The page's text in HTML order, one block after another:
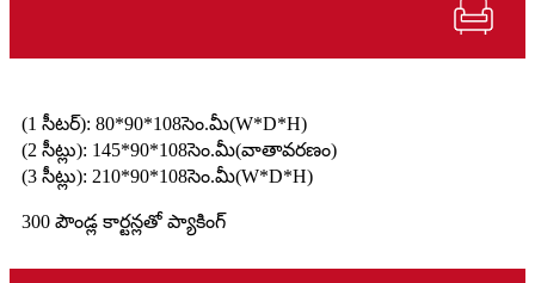
(1 సీటర్): 80*90*108సెం.మీ(W*D*H)
(2 సీట్లు): 145*90*108సెం.మీ(వాతావరణం)
(3 సీట్లు): 210*90*108సెం.మీ(W*D*H)
300 పౌండ్ల కార్టన్లతో ప్యాకింగ్